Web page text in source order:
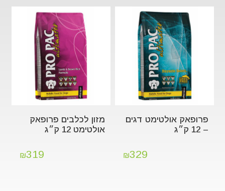
פרופאק אולטימט דגים
– 12 ק״ג
₪329
מזון לכלבים פרופאק
אולטימט 12 ק״ג
₪319